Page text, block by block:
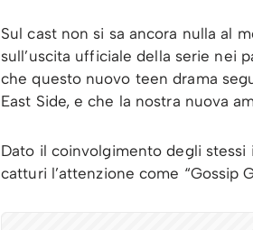
Sul cast non si sa ancora nulla al
sull’uscita ufficiale della serie nei
che questo nuovo teen drama
East Side, e che la nostra nuova
Dato il coinvolgimento degli
catturi l’attenzione come “Gossip